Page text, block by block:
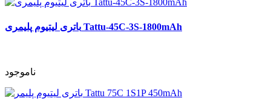
باتری لیتیوم پلیمری Tattu-45C-3S-1800mAh
ناموجود